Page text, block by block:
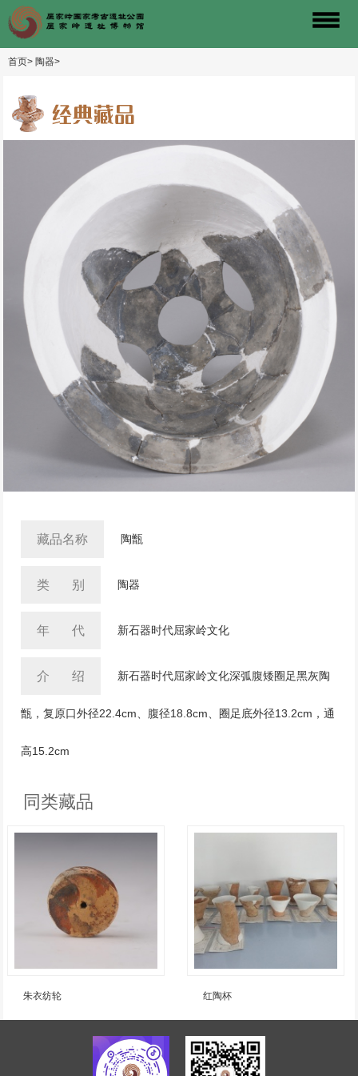
首页> 陶器>
藏品名称 陶甑
类 别 陶器
年 代 新石器时代屈家岭文化
介 绍 新石器时代屈家岭文化深弧腹矮圈足黑灰陶
甑，复原口外径22.4cm、腹径18.8cm、圈足底外径13.2cm，通
高15.2cm
同类藏品
朱衣纺轮 红陶杯